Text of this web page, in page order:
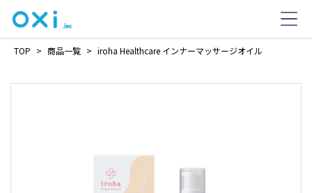
TOP > 商品一覧 > iroha Healthcare インナーマッサージオイル